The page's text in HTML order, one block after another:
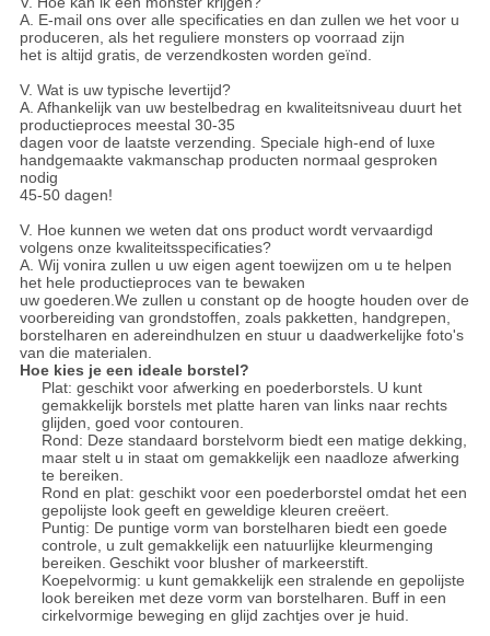
A. E-mail ons over alle specificaties en dan zullen we het voor u
produceren, als het reguliere monsters op voorraad zijn
het is altijd gratis, de verzendkosten worden geïnd.
V. Wat is uw typische levertijd?
A. Afhankelijk van uw bestelbedrag en kwaliteitsniveau duurt het
productieproces meestal 30-35
dagen voor de laatste verzending. Speciale high-end of luxe
handgemaakte vakmanschap producten normaal gesproken
nodig
45-50 dagen!
V. Hoe kunnen we weten dat ons product wordt vervaardigd
volgens onze kwaliteitsspecificaties?
A. Wij vonira zullen u uw eigen agent toewijzen om u te helpen
het hele productieproces van te bewaken
uw goederen.We zullen u constant op de hoogte houden over de
voorbereiding van grondstoffen, zoals pakketten, handgrepen,
borstelharen en adereindhulzen en stuur u daadwerkelijke foto's
van die materialen.
Hoe kies je een ideale borstel?
Plat: geschikt voor afwerking en poederborstels. U kunt
gemakkelijk borstels met platte haren van links naar rechts
glijden, goed voor contouren.
Rond: Deze standaard borstelvorm biedt een matige dekking,
maar stelt u in staat om gemakkelijk een naadloze afwerking
te bereiken.
Rond en plat: geschikt voor een poederborstel omdat het een
gepolijste look geeft en geweldige kleuren creëert.
Puntig: De puntige vorm van borstelharen biedt een goede
controle, u zult gemakkelijk een natuurlijke kleurmenging
bereiken. Geschikt voor blusher of markeerstift.
Koepelvormig: u kunt gemakkelijk een stralende en gepolijste
look bereiken met deze vorm van borstelharen. Buff in een
cirkelvormige beweging en glijd zachtjes over je huid.